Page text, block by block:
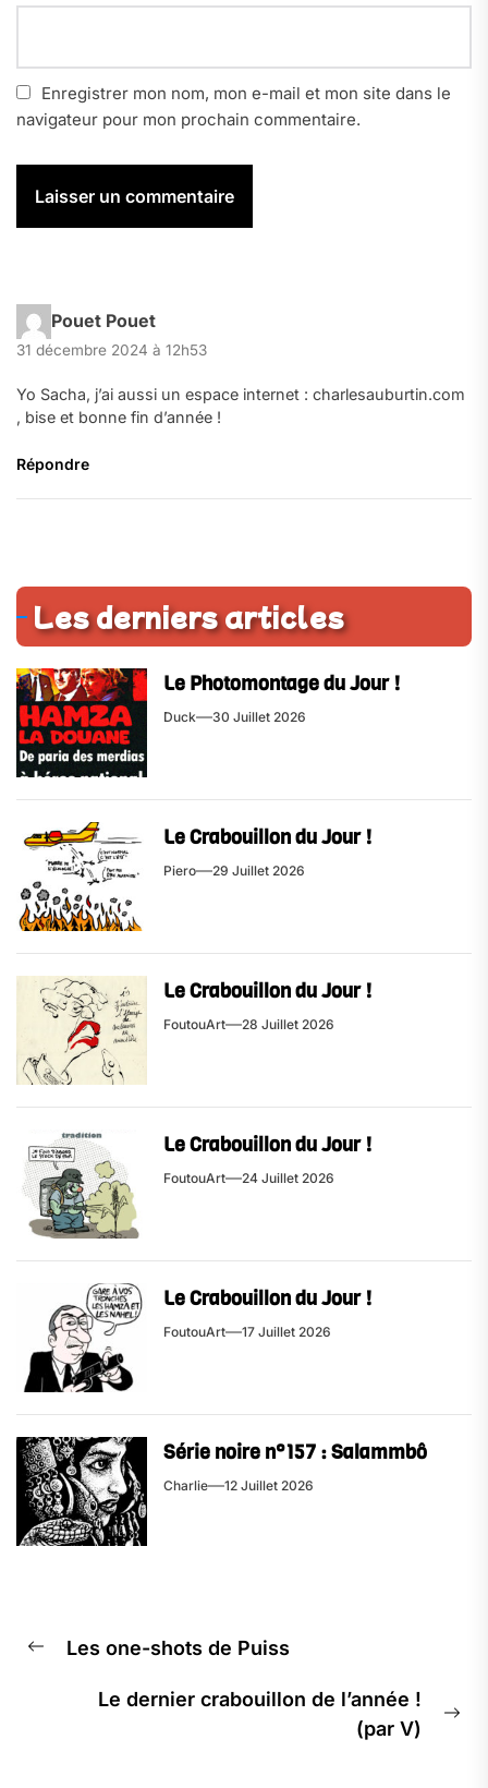
Pouet Pouet
31 décembre 2024 à 12h53
Yo Sacha, j’ai aussi un espace internet : charlesauburtin.com
, bise et bonne fin d’année !
Répondre
Enregistrer mon nom, mon e-mail et mon site dans le
navigateur pour mon prochain commentaire.
Les derniers articles
Le Photomontage du Jour !
Duck 30 Juillet 2026
Le Crabouillon du Jour !
Piero 29 Juillet 2026
Le Crabouillon du Jour !
FoutouArt 28 Juillet 2026
Le Crabouillon du Jour !
FoutouArt 24 Juillet 2026
Le Crabouillon du Jour !
FoutouArt 17 Juillet 2026
Série noire n°157 : Salammbô
Charlie 12 Juillet 2026
Les one-shots de Puiss
Le dernier crabouillon de l’année !
(par V)